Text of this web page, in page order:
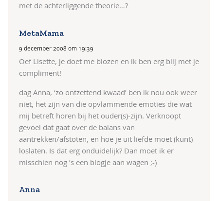
met de achterliggende theorie…?
MetaMama
9 december 2008 om 19:39
Oef Lisette, je doet me blozen en ik ben erg blij met je
compliment!
dag Anna, ‘zo ontzettend kwaad’ ben ik nou ook weer
niet, het zijn van die opvlammende emoties die wat
mij betreft horen bij het ouder(s)-zijn. Verknoopt
gevoel dat gaat over de balans van
aantrekken/afstoten, en hoe je uit liefde moet (kunt)
loslaten. Is dat erg onduidelijk? Dan moet ik er
misschien nog ’s een blogje aan wagen ;-)
Anna